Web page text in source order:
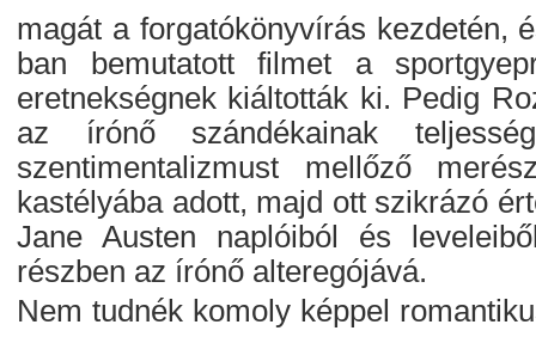
magát a forgatókönyvírás kezdetén,
ban bemutatott filmet a
eretnekségnek kiáltották ki. Pedig
az írónő szándékainak
szentimentalizmust mellőző
kastélyába adott, majd ott szikrázó
Jane Austen naplóiból és
részben az írónő alteregójává.
Nem tudnék komoly képpel